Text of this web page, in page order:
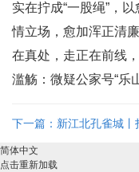
实在拧成“一股绳”，
情立场，愈加浑正清
在真处，走正在前线
滥觞：微疑公家号“乐
下一篇：新江北孔雀城
简体中文
点击重新加载